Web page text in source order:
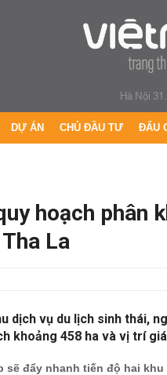
Hà Nội
DỰ ÁN CHỦ ĐẦU TƯ ĐẤU
hoạch phân
La
dịch vụ du lịch sinh thái,
khoảng 458 ha và vị trí
sẽ đẩy nhanh tiến độ hai